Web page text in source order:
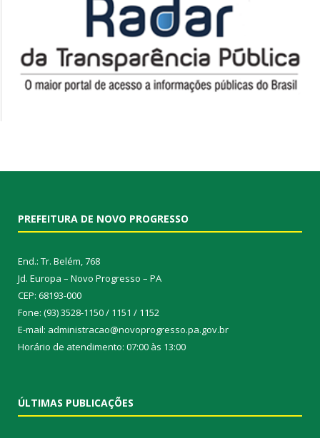
PREFEITURA DE NOVO PROGRESSO
End.: Tr. Belém, 768
Jd. Europa – Novo Progresso – PA
CEP: 68193-000
Fone: (93) 3528-1150 / 1151 / 1152
E-mail: administracao@novoprogresso.pa.gov.br
Horário de atendimento: 07:00 às 13:00
ÚLTIMAS PUBLICAÇÕES